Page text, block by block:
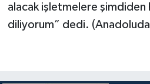
alacak işletmelere şimdiden
diliyorum” dedi.